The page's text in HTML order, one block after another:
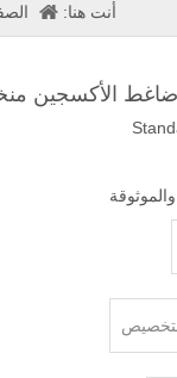
أنت هنا:
ضاغط الأكسجين